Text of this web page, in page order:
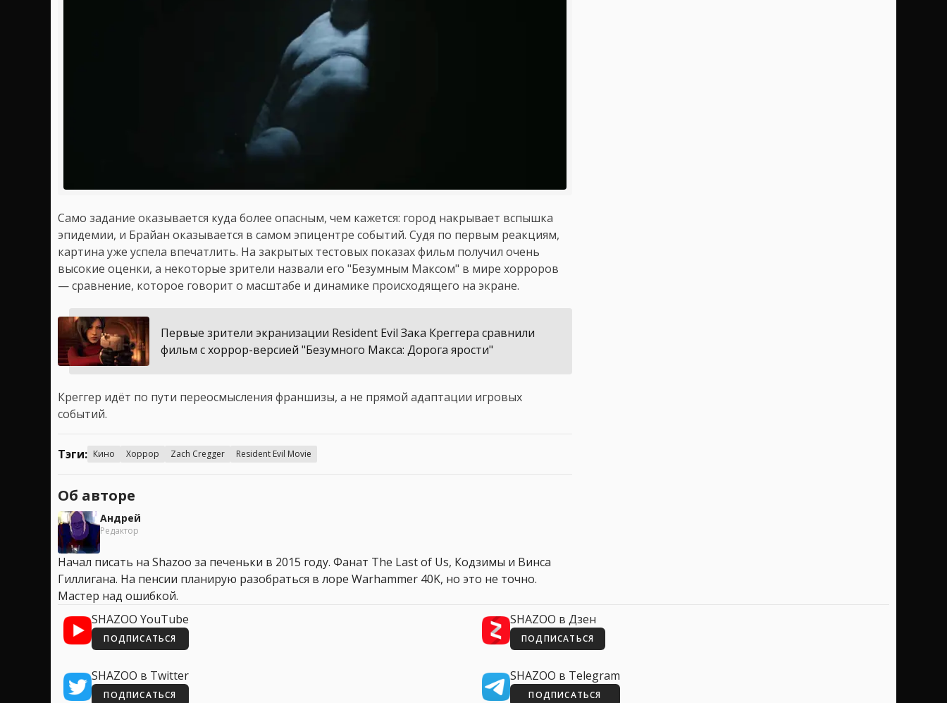
Само задание оказывается куда более опасным, чем кажется: город накрывает вспышка
эпидемии, и Брайан оказывается в самом эпицентре событий. Судя по первым реакциям,
картина уже успела впечатлить. На закрытых тестовых показах фильм получил очень
высокие оценки, а некоторые зрители назвали его "Безумным Максом" в мире хорроров
— сравнение, которое говорит о масштабе и динамике происходящего на экране.
Первые зрители экранизации Resident Evil Зака Креггера сравнили
фильм с хоррор-версией "Безумного Макса: Дорога ярости"
Креггер идёт по пути переосмысления франшизы, а не прямой адаптации игровых
событий.
Тэги: Кино Хоррор Zach Cregger Resident Evil Movie
Об авторе
Андрей
Редактор
Начал писать на Shazoo за печеньки в 2015 году. Фанат The Last of Us, Кодзимы и Винса
Гиллигана. На пенсии планирую разобраться в лоре Warhammer 40K, но это не точно.
Мастер над ошибкой.
SHAZOO YouTube
ПОДПИСАТЬСЯ
SHAZOO в Дзен
ПОДПИСАТЬСЯ
SHAZOO в Twitter
ПОДПИСАТЬСЯ
SHAZOO в Telegram
ПОДПИСАТЬСЯ